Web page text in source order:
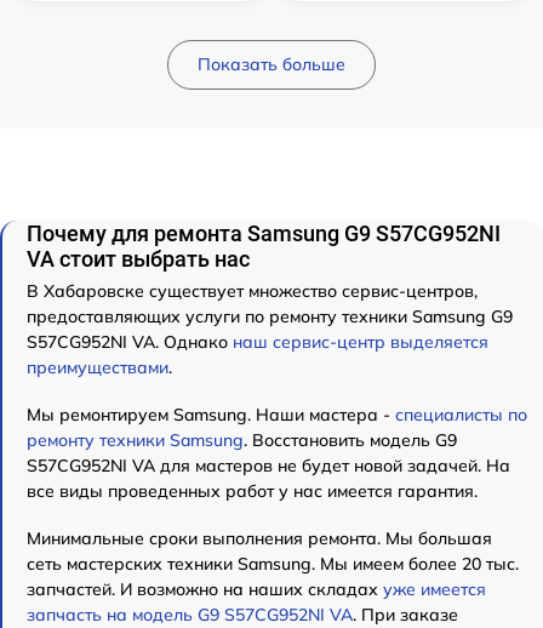
Показать больше
Почему для ремонта Samsung G9 S57CG952NI
VA стоит выбрать нас
В Хабаровске существует множество сервис-центров,
предоставляющих услуги по ремонту техники Samsung G9
S57CG952NI VA. Однако наш сервис-центр выделяется
преимуществами.
Мы ремонтируем Samsung. Наши мастера - специалисты по
ремонту техники Samsung. Восстановить модель G9
S57CG952NI VA для мастеров не будет новой задачей. На
все виды проведенных работ у нас имеется гарантия.
Минимальные сроки выполнения ремонта. Мы большая
сеть мастерских техники Samsung. Мы имеем более 20 тыс.
запчастей. И возможно на наших складах уже имеется
запчасть на модель G9 S57CG952NI VA. При заказе